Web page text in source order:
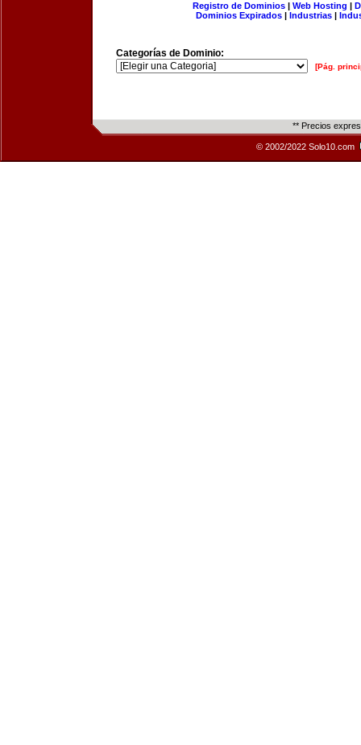
Registro de Dominios| Web Hosting |
Dominios Expirados | Industrias |
Categorías de Dominio:
[Pág.
** Precios
© 2002/2022 Solo10.com